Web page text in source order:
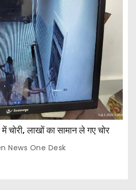
चोरी, लाखों का सामान ले गए चोर
News One Desk